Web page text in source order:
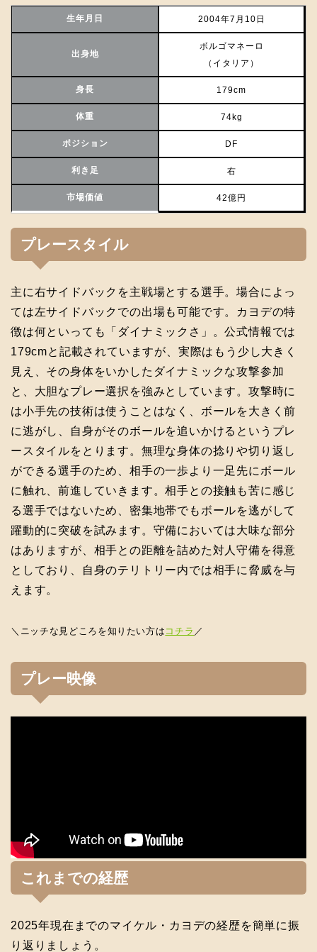
生年月日 2004年7月10日
出身地
ボルゴマネーロ
（イタリア）
身長 179cm
体重 74kg
ポジション DF
利き足 右
市場価値 42億円
プレースタイル
主に右サイドバックを主戦場とする選手。場合によっ
ては左サイドバックでの出場も可能です。カヨデの特
徴は何といっても「ダイナミックさ」。公式情報では
179cmと記載されていますが、実際はもう少し大きく
見え、その身体をいかしたダイナミックな攻撃参加
と、大胆なプレー選択を強みとしています。攻撃時に
は小手先の技術は使うことはなく、ボールを大きく前
に逃がし、自身がそのボールを追いかけるというプレ
ースタイルをとります。無理な身体の捻りや切り返し
ができる選手のため、相手の一歩より一足先にボール
に触れ、前進していきます。相手との接触も苦に感じ
る選手ではないため、密集地帯でもボールを逃がして
躍動的に突破を試みます。守備においては大味な部分
はありますが、相手との距離を詰めた対人守備を得意
としており、自身のテリトリー内では相手に脅威を与
えます。
＼ニッチな見どころを知りたい方は コチラ ／
プレー映像
これまでの経歴
2025年現在までのマイケル・カヨデの経歴を簡単に振
り返りましょう。